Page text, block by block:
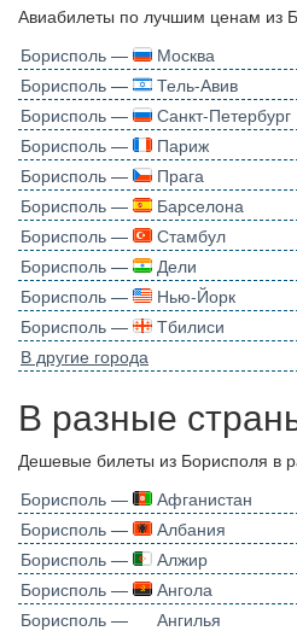
Авиабилеты по лучшим ценам из
Борисполь —
Москва
Борисполь —
Тель-Авив
Борисполь —
Санкт-Петербург
Борисполь —
Париж
Борисполь —
Прага
Борисполь —
Барселона
Борисполь —
Стамбул
Борисполь —
Дели
Борисполь —
Нью-Йорк
Борисполь —
Тбилиси
В другие города
В разные
Дешевые билеты из Борисполя в
Борисполь —
Афганистан
Борисполь —
Албания
Борисполь —
Алжир
Борисполь —
Ангола
Борисполь —
Ангилья